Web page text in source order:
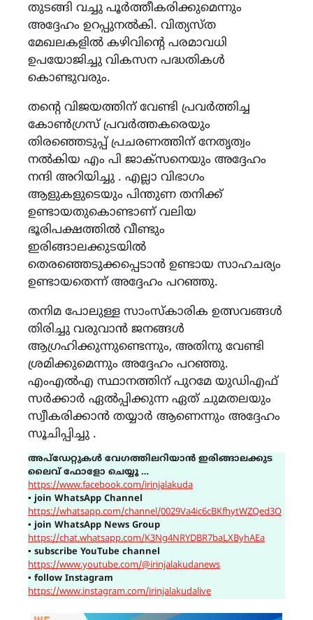
തുടങ്ങി വച്ചു പൂർത്തീകരിക്കുമെന്നും
അദ്ദേഹം ഉറപ്പുനൽകി. വിത്യസ്ത
മേഖലകളിൽ കഴിവിന്റെ പരമാവധി
ഉപയോജിച്ചു വികസന പദ്ധതികൾ
കൊണ്ടുവരും.
തന്റെ വിജയത്തിന് വേണ്ടി പ്രവർത്തിച്ച
കോൺഗ്രസ് പ്രവർത്തകരെയും
തിരഞ്ഞെടുപ്പ് പ്രചരണത്തിന് നേതൃത്വം
നൽകിയ എം പി ജാക്സനെയും അദ്ദേഹം
നന്ദി അറിയിച്ചു . എല്ലാ വിഭാഗം
ആളുകളുടെയും പിന്തുണ തനിക്ക്
ഉണ്ടായതുകൊണ്ടാണ് വലിയ
ഭൂരിപക്ഷത്തിൽ വീണ്ടും
ഇരിങ്ങാലക്കുടയിൽ
തെരഞ്ഞെടുക്കപ്പെടാൻ ഉണ്ടായ സാഹചര്യം
ഉണ്ടായതെന്ന് അദ്ദേഹം പറഞ്ഞു.
തനിമ പോലുള്ള സാംസ്കാരിക ഉത്സവങ്ങൾ
തിരിച്ചു വരുവാൻ ജനങ്ങൾ
ആഗ്രഹിക്കുന്നുണ്ടെന്നും, അതിനു വേണ്ടി
ശ്രമിക്കുമെന്നും അദ്ദേഹം പറഞ്ഞു.
എംഎൽഎ സ്ഥാനത്തിന് പുറമേ യുഡിഎഫ്
സർക്കാർ ഏൽപ്പിക്കുന്ന ഏത് ചുമതലയും
സ്വീകരിക്കാൻ തയ്യാർ ആണെന്നും അദ്ദേഹം
സൂചിപ്പിച്ചു .
അപ്ഡേറ്റുകൾ വേഗത്തിലറിയാൻ ഇരിങ്ങാലക്കുട
ലൈവ് ഫോളോ ചെയ്യൂ …
https://www.facebook.com/irinjalakuda
▪ join WhatsApp Channel
https://whatsapp.com/channel/0029Va4ic6cBKfhytWZQed3O
▪ join WhatsApp News Group
https://chat.whatsapp.com/K3Ng4NRYDBR7baLXByhAEa
▪ subscribe YouTube channel
https://www.youtube.com/@irinjalakudanews
▪ follow Instagram
https://www.instagram.com/irinjalakudalive